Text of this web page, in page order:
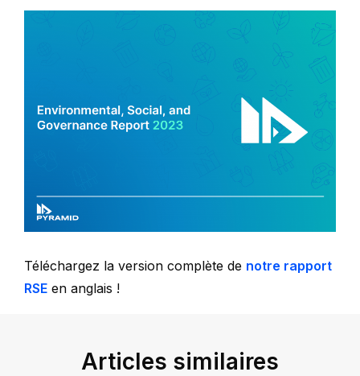
Téléchargez la version complète de notre rapport
RSE en anglais !
Articles similaires